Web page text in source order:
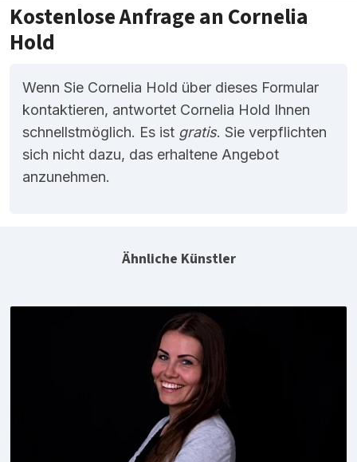
Kostenlose Anfrage an Cornelia
Hold
Wenn Sie Cornelia Hold über dieses Formular
kontaktieren, antwortet Cornelia Hold Ihnen
schnellstmöglich. Es ist gratis. Sie verpflichten
sich nicht dazu, das erhaltene Angebot
anzunehmen.
Ähnliche Künstler